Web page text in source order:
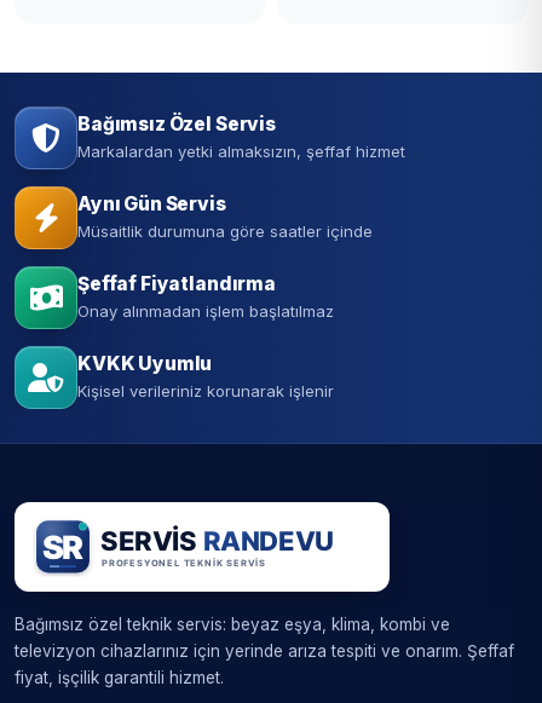
Bağımsız Özel Servis
Markalardan yetki almaksızın, şeffaf hizmet
Aynı Gün Servis
Müsaitlik durumuna göre saatler içinde
Şeffaf Fiyatlandırma
Onay alınmadan işlem başlatılmaz
KVKK Uyumlu
Kişisel verileriniz korunarak işlenir
Bağımsız özel teknik servis: beyaz eşya, klima, kombi ve
televizyon cihazlarınız için yerinde arıza tespiti ve onarım. Şeffaf
fiyat, işçilik garantili hizmet.